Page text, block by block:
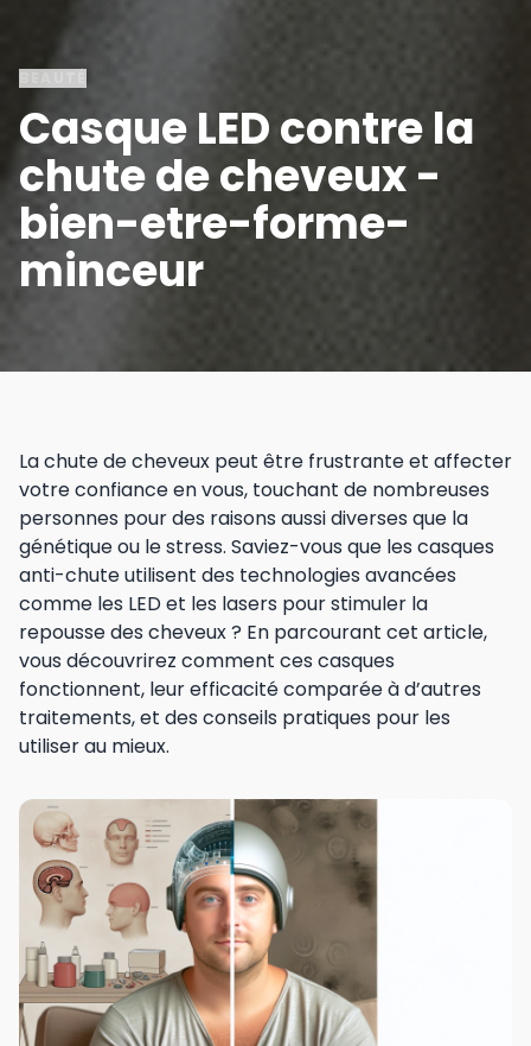
Casque LED contre la
chute de cheveux -
bien-etre-forme-
minceur
La chute de cheveux peut être frustrante et affecter
votre confiance en vous, touchant de nombreuses
personnes pour des raisons aussi diverses que la
génétique ou le stress. Saviez-vous que les casques
anti-chute utilisent des technologies avancées
comme les LED et les lasers pour stimuler la
repousse des cheveux ? En parcourant cet article,
vous découvrirez comment ces casques
fonctionnent, leur efficacité comparée à d’autres
traitements, et des conseils pratiques pour les
utiliser au mieux.